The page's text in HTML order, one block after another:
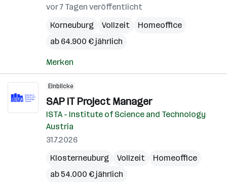
vor 7 Tagen veröffentlicht
Korneuburg
Vollzeit
Homeoffice
ab 64.900 € jährlich
Merken
Einblicke
SAP IT Project Manager
ISTA - Institute of Science and Technology
Austria
31.7.2026
Klosterneuburg
Vollzeit
Homeoffice
ab 54.000 € jährlich